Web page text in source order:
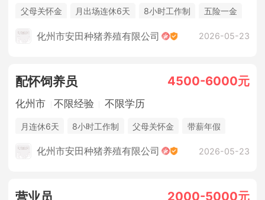
父母关怀金 月出场连休6天 8小时工作制
五险一金
化州市安田种猪养殖有限公司 2026-05-23
配怀饲养员 4500-6000元
化州市 不限经验 不限学历
月连休6天 8小时工作制 父母关怀金
带薪年假
化州市安田种猪养殖有限公司 2026-05-23
营业员 2000-5000元